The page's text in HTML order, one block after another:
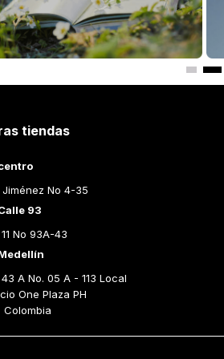
tiendas
No 4-35
93
No 93A-43
A No. 05 A - 113 Local
One Plaza PH
Colombia